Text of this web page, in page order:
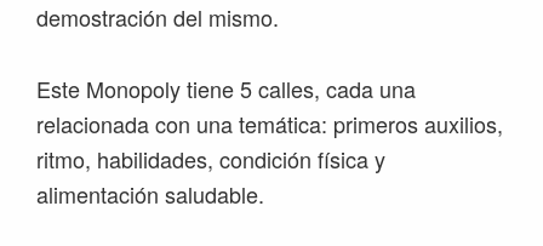
demostración del mismo.
Este Monopoly tiene 5 calles, cada una
relacionada con una temática: primeros auxilios,
ritmo, habilidades, condición física y
alimentación saludable.